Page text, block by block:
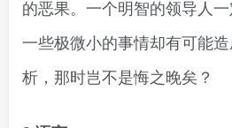
的恶果。一个明智的领导人
一些极微小的事情却有可能
析，那时岂不是悔之晚矣？